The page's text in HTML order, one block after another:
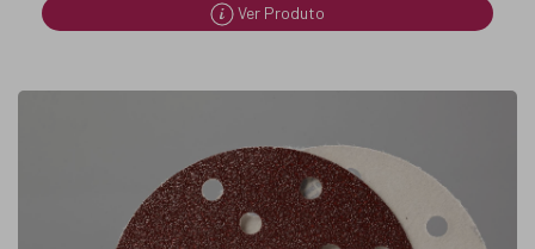
Ver Produto